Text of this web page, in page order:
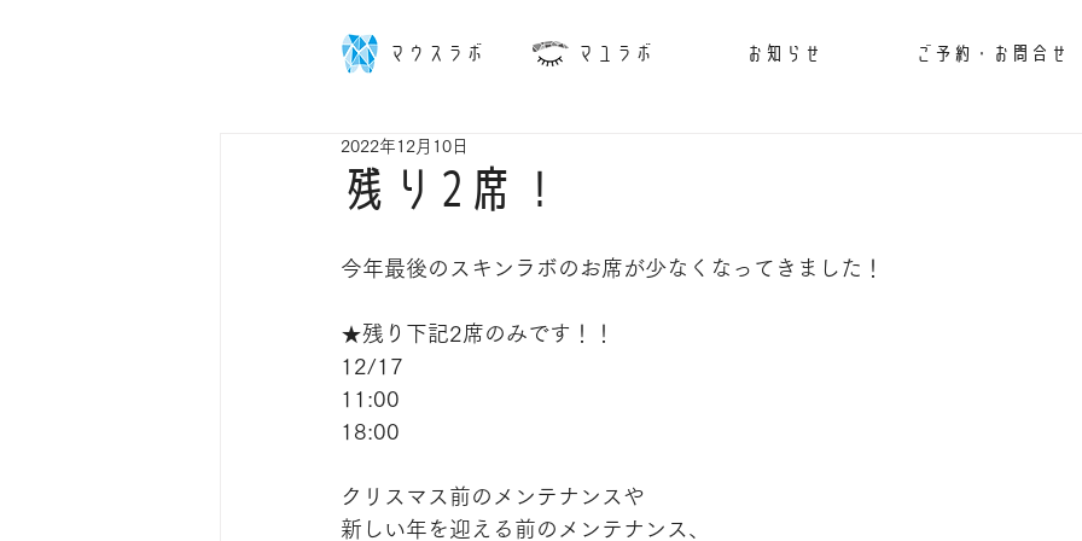
マウスラボ マユラボ お知らせ ご予約・お問合せ
残り2席！
2022年12月10日
今年最後のスキンラボのお席が少なくなってきました！
★残り下記2席のみです！！
12/17
11:00
18:00
クリスマス前のメンテナンスや
新しい年を迎える前のメンテナンス、